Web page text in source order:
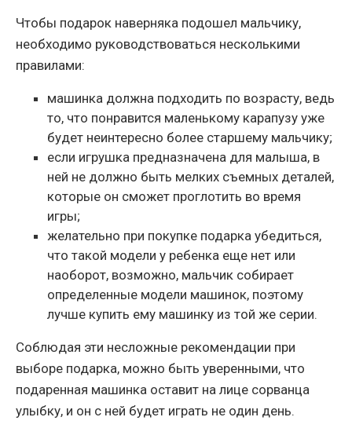
Чтобы подарок наверняка подошел мальчику,
необходимо руководствоваться несколькими
правилами:
машинка должна подходить по возрасту, ведь
то, что понравится маленькому карапузу уже
будет неинтересно более старшему мальчику;
если игрушка предназначена для малыша, в
ней не должно быть мелких съемных деталей,
которые он сможет проглотить во время
игры;
желательно при покупке подарка убедиться,
что такой модели у ребенка еще нет или
наоборот, возможно, мальчик собирает
определенные модели машинок, поэтому
лучше купить ему машинку из той же серии.
Соблюдая эти несложные рекомендации при
выборе подарка, можно быть уверенными, что
подаренная машинка оставит на лице сорванца
улыбку, и он с ней будет играть не один день.